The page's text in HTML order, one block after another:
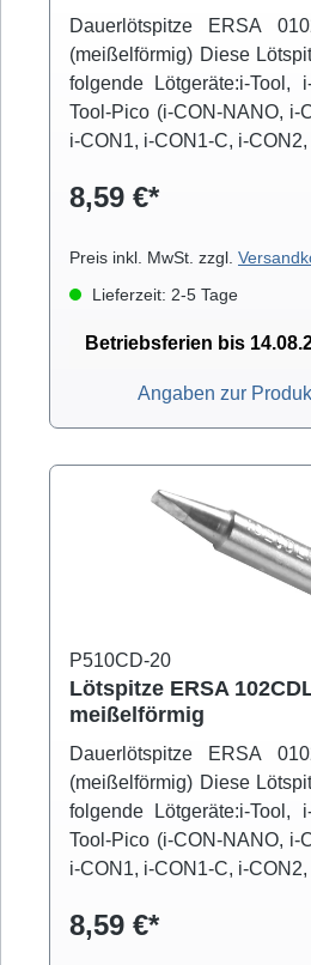
Dauerlötspitze ERSA
(meißelförmig) Diese
folgende Lötgeräte:i-Tool,
Tool-Pico (i-CON-NANO, i-
i-CON1, i-CON1-C, i-
8,59 €*
Preis inkl. MwSt. zzgl.
Lieferzeit: 2-5 Tage
Betriebsferien bis
Angaben zur
P510CD-20
Lötspitze ERSA
meißelförmig
Dauerlötspitze ERSA
(meißelförmig) Diese
folgende Lötgeräte:i-Tool,
Tool-Pico (i-CON-NANO, i-
i-CON1, i-CON1-C, i-
8,59 €*